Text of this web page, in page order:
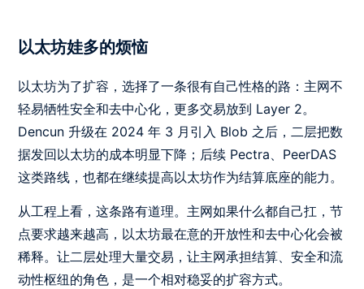
以太坊娃多的烦恼
以太坊为了扩容，选择了一条很有自己性格的路：主网不
轻易牺牲安全和去中心化，更多交易放到 Layer 2。
Dencun 升级在 2024 年 3 月引入 Blob 之后，二层把数
据发回以太坊的成本明显下降；后续 Pectra、PeerDAS
这类路线，也都在继续提高以太坊作为结算底座的能力。
从工程上看，这条路有道理。主网如果什么都自己扛，节
点要求越来越高，以太坊最在意的开放性和去中心化会被
稀释。让二层处理大量交易，让主网承担结算、安全和流
动性枢纽的角色，是一个相对稳妥的扩容方式。